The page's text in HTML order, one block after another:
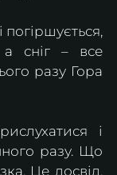
погіршується,
а сніг – все
разу Гора
і
разу. Що
Це досвід,